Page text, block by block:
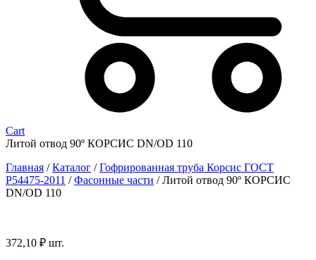
Cart
Литой отвод 90º КОРСИС DN/OD 110
Главная /Каталог /Гофрированная труба Корсис ГОСТ
P54475-2011 /Фасонные части /Литой отвод 90º КОРСИС
DN/OD 110
372,10 ₽ шт.